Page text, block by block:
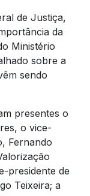
de Justiça,
da
Ministério
sobre a
sendo
presentes o
o vice-
Fernando
presidente de
Teixeira; a